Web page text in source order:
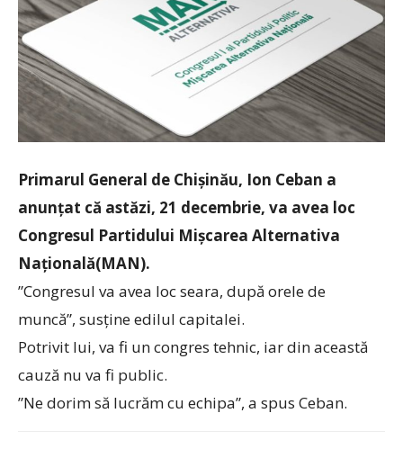
Primarul General de Chișinău, Ion Ceban a
anunțat că astăzi, 21 decembrie, va avea loc
Congresul Partidului Mișcarea Alternativa
Națională(MAN).
”Congresul va avea loc seara, după orele de
muncă”, susține edilul capitalei.
Potrivit lui, va fi un congres tehnic, iar din această
cauză nu va fi public.
”Ne dorim să lucrăm cu echipa”, a spus Ceban.